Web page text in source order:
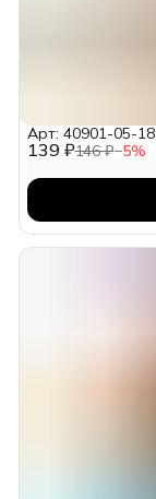
139 ₽146 ₽−5%
Арт: 40901-05-18